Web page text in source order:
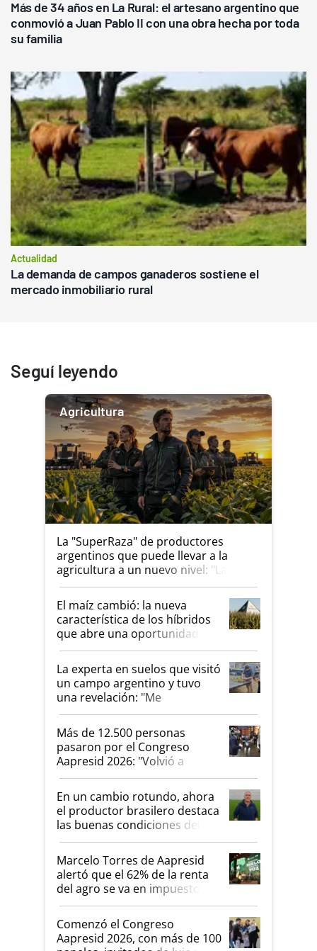
Más de 34 años en La Rural: el artesano argentino que
conmovió a Juan Pablo II con una obra hecha por toda
su familia
Actualidad
La demanda de campos ganaderos sostiene el
mercado inmobiliario rural
Seguí leyendo
Agricultura
La "SuperRaza" de productores
argentinos que puede llevar a la
agricultura a un nuevo nivel: "Las
posibilidades de crecimiento son
infinitas"
El maíz cambió: la nueva
característica de los híbridos
que abre una oportunidad en
el lote
La experta en suelos que visitó
un campo argentino y tuvo
una revelación: "Me
impresionó mucho"
Más de 12.500 personas
pasaron por el Congreso
Aapresid 2026: "Volvió a
demostrar que hablar del
suelo es hablar de todo el
sistema productivo"
En un cambio rotundo, ahora
el productor brasilero destaca
las buenas condiciones del
agro argentino para invertir:
"Los veo más motivados"
Marcelo Torres de Aapresid
alertó que el 62% de la renta
del agro se va en impuestos:
"No es bueno que en
Argentina se sigan discutiendo
las mismas cosas de hace 50
años"
Comenzó el Congreso
Aapresid 2026, con más de 100